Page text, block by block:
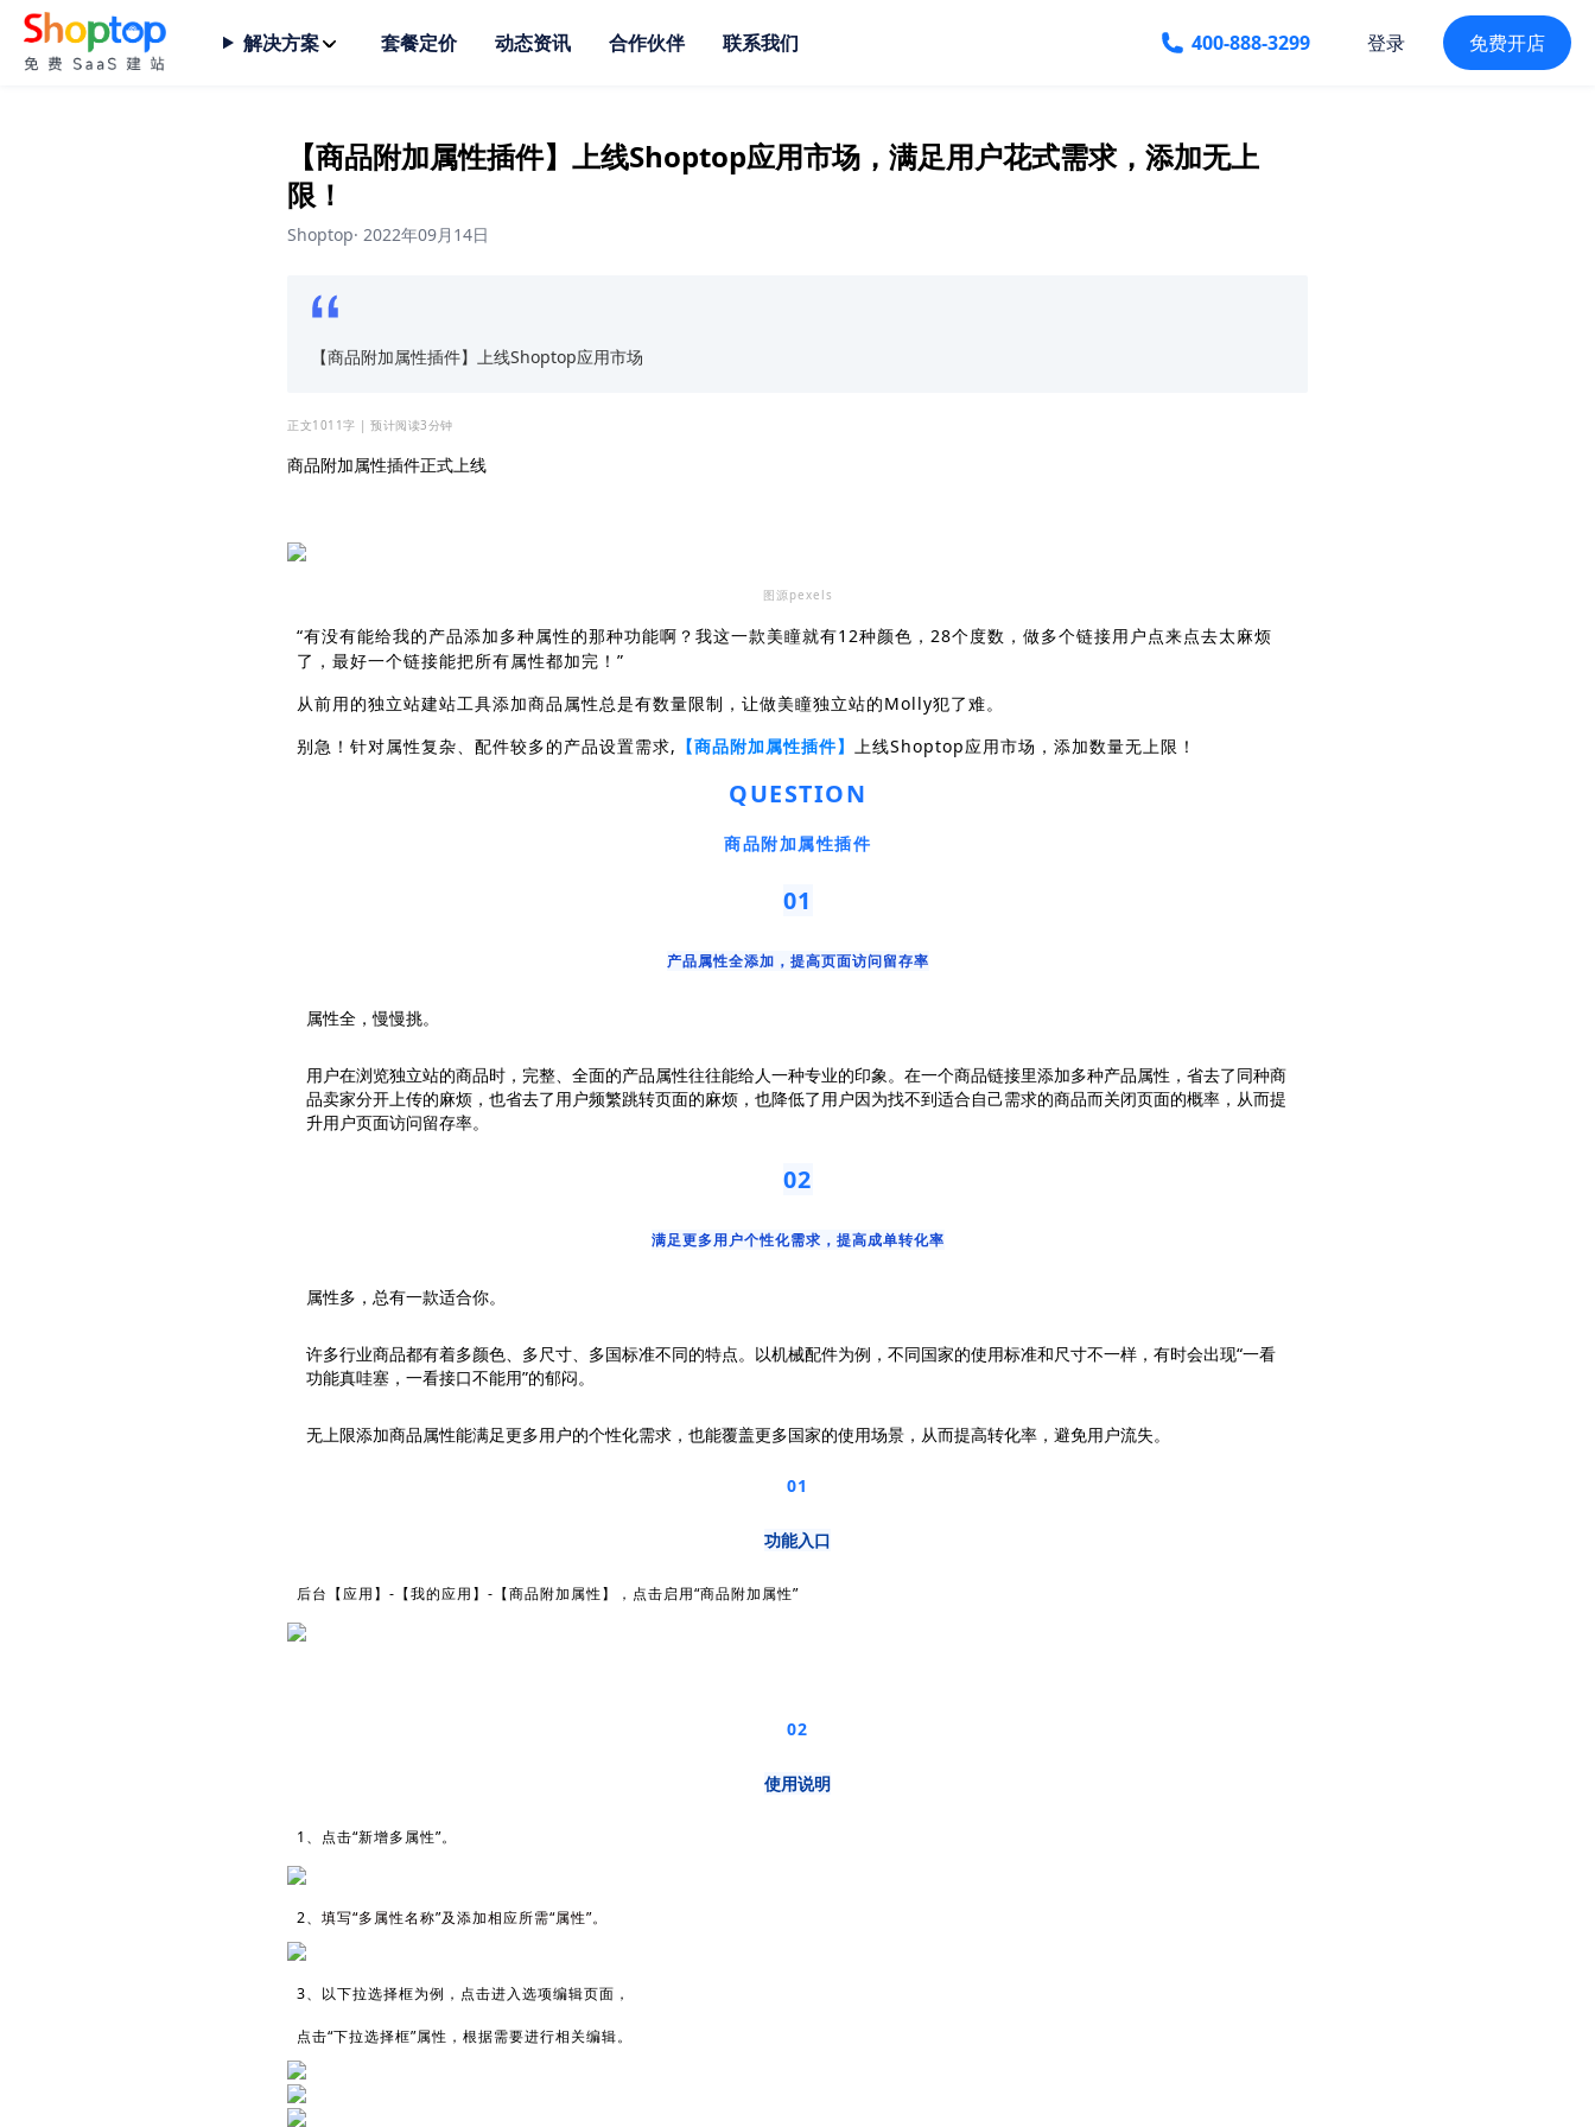
解决方案 套餐定价 动态资讯 合作伙伴 联系我们 400-888-3299 登录 免费开店
【商品附加属性插件】上线Shoptop应用市场，满足用户花式需求，添加无上
限！
Shoptop· 2022年09月14日
【商品附加属性插件】上线Shoptop应用市场
正文1011字 | 预计阅读3分钟
商品附加属性插件正式上线
图源pexels
“有没有能给我的产品添加多种属性的那种功能啊？我这一款美瞳就有12种颜色，28个度数，做多个链接用户点来点去太麻烦
了，最好一个链接能把所有属性都加完！”
从前用的独立站建站工具添加商品属性总是有数量限制，让做美瞳独立站的Molly犯了难。
别急！针对属性复杂、配件较多的产品设置需求, 【商品附加属性插件】 上线Shoptop应用市场，添加数量无上限！
QUESTION
商品附加属性插件
01
产品属性全添加，提高页面访问留存率
属性全，慢慢挑。
用户在浏览独立站的商品时，完整、全面的产品属性往往能给人一种专业的印象。在一个商品链接里添加多种产品属性，省去了同种商
品卖家分开上传的麻烦，也省去了用户频繁跳转页面的麻烦，也降低了用户因为找不到适合自己需求的商品而关闭页面的概率，从而提
升用户页面访问留存率。
02
满足更多用户个性化需求，提高成单转化率
属性多，总有一款适合你。
许多行业商品都有着多颜色、多尺寸、多国标准不同的特点。以机械配件为例，不同国家的使用标准和尺寸不一样，有时会出现“一看
功能真哇塞，一看接口不能用”的郁闷。
无上限添加商品属性能满足更多用户的个性化需求，也能覆盖更多国家的使用场景，从而提高转化率，避免用户流失。
01
功能入口
后台【应用】-【我的应用】-【商品附加属性】，点击启用“商品附加属性”
02
使用说明
1、点击“新增多属性”。
2、 填写“多属性名称”及添加相应所需“属性”。
3、以下拉选择框为例，点击进入选项编辑页面，
点击“下拉选择框”属性，根据需要进行相关编辑。